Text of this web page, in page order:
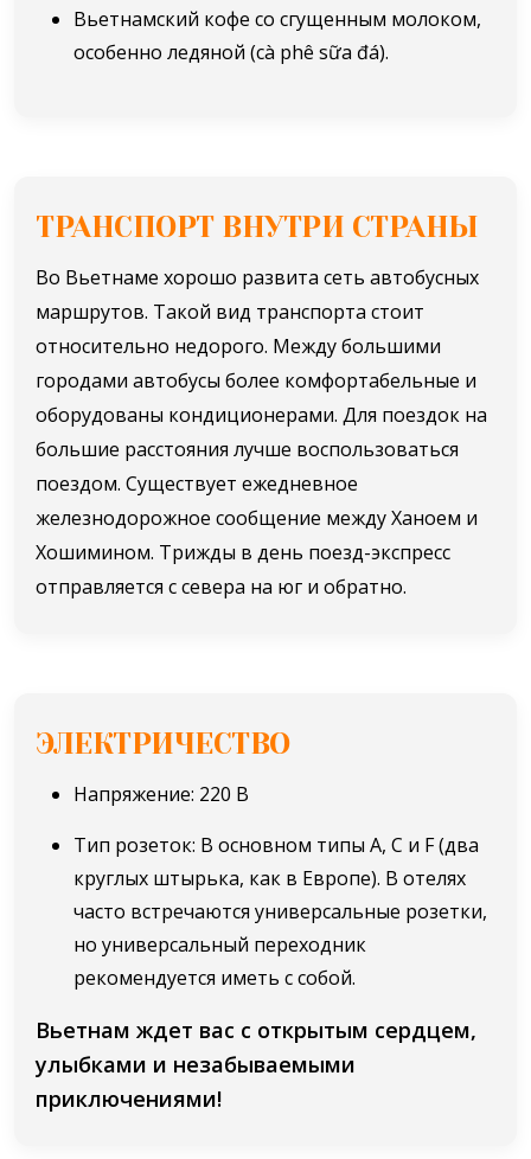
Вьетнамский кофе со сгущенным молоком,
особенно ледяной (cà phê sữa đá).
ТРАНСПОРТ ВНУТРИ СТРАНЫ
Во Вьетнаме хорошо развита сеть автобусных
маршрутов. Такой вид транспорта стоит
относительно недорого. Между большими
городами автобусы более комфортабельные и
оборудованы кондиционерами. Для поездок на
большие расстояния лучше воспользоваться
поездом. Существует ежедневное
железнодорожное сообщение между Ханоем и
Хошимином. Трижды в день поезд-экспресс
отправляется с севера на юг и обратно.
ЭЛЕКТРИЧЕСТВО
Напряжение: 220 В
Тип розеток: В основном типы A, C и F (два
круглых штырька, как в Европе). В отелях
часто встречаются универсальные розетки,
но универсальный переходник
рекомендуется иметь с собой.
Вьетнам ждет вас с открытым сердцем,
улыбками и незабываемыми
приключениями!